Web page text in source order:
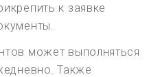
к заявке
может выполняться
Также